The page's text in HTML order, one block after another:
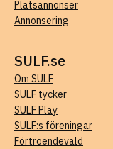
Platsannonser
Annonsering
SULF.se
Om SULF
SULF tycker
SULF Play
SULF:s föreningar
Förtroendevald